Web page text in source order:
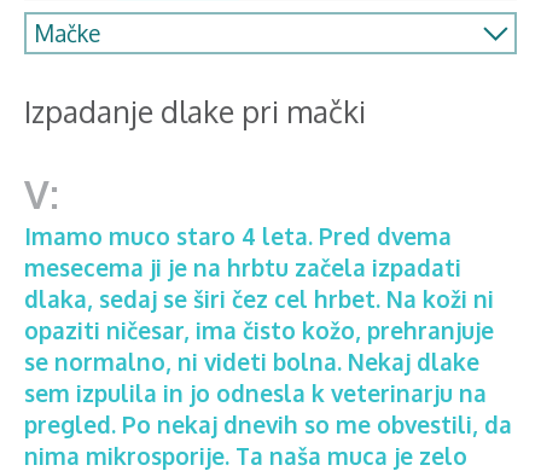
Izpadanje dlake pri mački
Imamo muco staro 4 leta. Pred dvema
mesecema ji je na hrbtu začela izpadati
dlaka, sedaj se širi čez cel hrbet. Na koži ni
opaziti ničesar, ima čisto kožo, prehranjuje
se normalno, ni videti bolna. Nekaj dlake
sem izpulila in jo odnesla k veterinarju na
pregled. Po nekaj dnevih so me obvestili, da
nima mikrosporije. Ta naša muca je zelo